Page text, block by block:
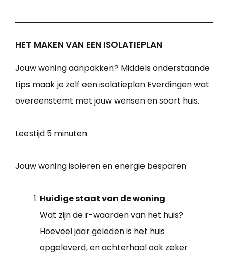
HET MAKEN VAN EEN ISOLATIEPLAN
Jouw woning aanpakken? Middels onderstaande
tips maak je zelf een isolatieplan Everdingen wat
overeenstemt met jouw wensen en soort huis.
Leestijd 5 minuten
Jouw woning isoleren en energie besparen
Huidige staat van de woning
Wat zijn de r-waarden van het huis?
Hoeveel jaar geleden is het huis
opgeleverd, en achterhaal ook zeker